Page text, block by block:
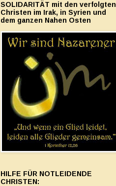
SOLIDARITÄT mit den verfolgten
Christen im Irak, in Syrien und
dem ganzen Nahen Osten
HILFE FÜR NOTLEIDENDE
CHRISTEN: